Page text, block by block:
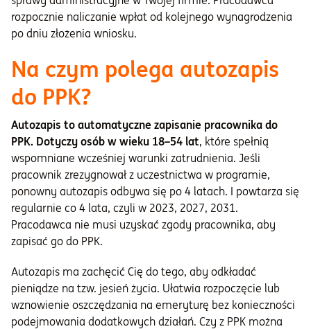
rozpocznie naliczanie wpłat od kolejnego wynagrodzenia
po dniu złożenia wniosku.
Na czym polega autozapis
do PPK?
Autozapis to automatyczne zapisanie pracownika do
PPK. Dotyczy osób w wieku 18–54 lat, które spełnią
wspomniane wcześniej warunki zatrudnienia. Jeśli
pracownik zrezygnował z uczestnictwa w programie,
ponowny autozapis odbywa się po 4 latach. I powtarza się
regularnie co 4 lata, czyli w 2023, 2027, 2031.
Pracodawca nie musi uzyskać zgody pracownika, aby
zapisać go do PPK.
Autozapis ma zachęcić Cię do tego, aby odkładać
pieniądze na tzw. jesień życia. Ułatwia rozpoczęcie lub
wznowienie oszczędzania na emeryturę bez konieczności
podejmowania dodatkowych działań. Czy z PPK można